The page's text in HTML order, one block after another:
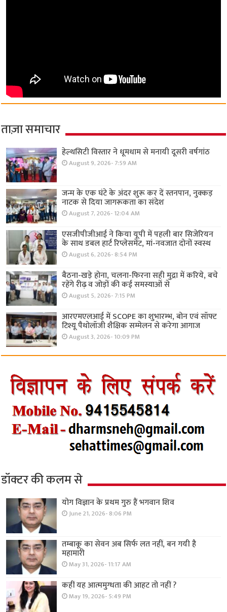
ताज़ा समाचार
हेल्थसिटी विस्तार ने धूमधाम से मनायी दूसरी वर्षगांठ
August 9, 2026- 7:59 AM
जन्म के एक घंटे के अंदर शुरू कर दें स्तनपान, नुक्कड़
नाटक से दिया जागरूकता का संदेश
August 7, 2026- 12:04 AM
एसजीपीजीआई ने किया यूपी में पहली बार सिजेरियन
के साथ डबल हार्ट रिप्लेसमेंट, मां-नवजात दोनों स्वस्थ
August 6, 2026- 8:54 PM
बैठना-खड़े होना, चलना-फिरना सही मुद्रा में करिये, बचे
रहेंगे रीढ़ व जोड़ों की कई समस्याओं से
August 5, 2026- 7:15 PM
आरएमएलआई में SCOPE का शुभारम्भ, बोन एवं सॉफ्ट
टिश्यू पैथोलॉजी शैक्षिक सम्मेलन से करेगा आगाज
August 3, 2026- 10:09 PM
डॉक्टर की कलम से
योग विज्ञान के प्रथम गुरु हैं भगवान शिव
June 21, 2026- 8:06 PM
तम्बाकू का सेवन अब सिर्फ लत नहीं, बन गयी है
महामारी
May 31, 2026- 11:17 AM
कहीं यह आत्ममुग्धता की आहट तो नहीं ?
May 19, 2026- 5:49 PM